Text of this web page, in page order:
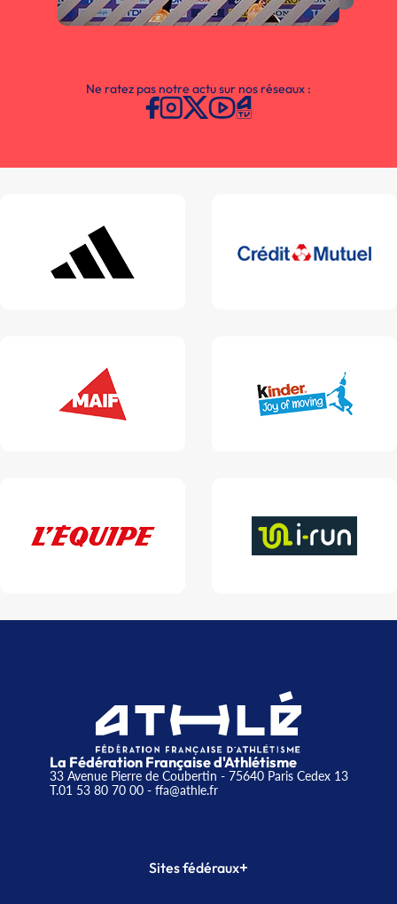
Ne ratez pas notre actu sur nos réseaux :
La Fédération Française d'Athlétisme
33 Avenue Pierre de Coubertin - 75640 Paris Cedex 13
T.01 53 80 70 00- ffa@athle.fr
Sites fédéraux+